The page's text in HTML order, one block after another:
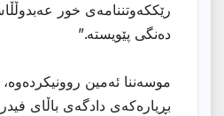
رێککەوتننامەی خور
دەنگی پێویستە.”
موسەننا ئەمین
بڕیارەکەی دادگەی باڵای